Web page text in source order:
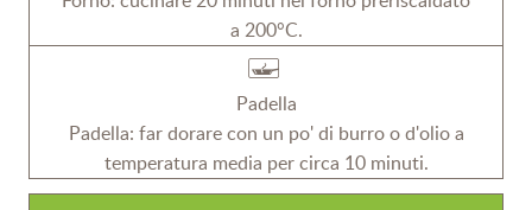
a 200°C.
Padella
Padella: far dorare con un po' di burro o d'olio a
temperatura media per circa 10 minuti.